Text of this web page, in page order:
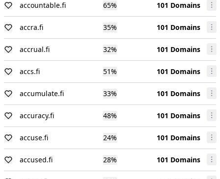
accountable.fi 65% 101 Domains
accra.fi 35% 101 Domains
accrual.fi 32% 101 Domains
accs.fi 51% 101 Domains
accumulate.fi 33% 101 Domains
accuracy.fi 48% 101 Domains
accuse.fi 24% 101 Domains
accused.fi 28% 101 Domains